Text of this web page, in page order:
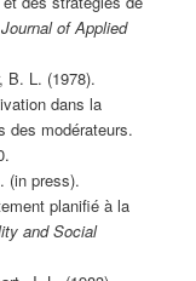
Journal of Applied
B. L. (1978).
dans la
des modérateurs.
(in press).
planifié à la
and Social